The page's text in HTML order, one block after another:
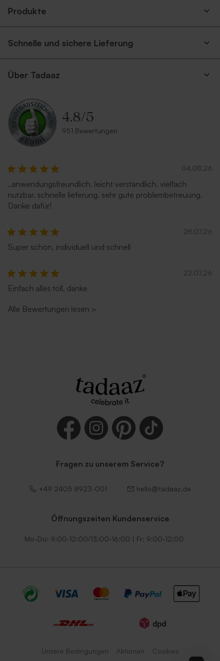
spitzer Klappe
Terrakotta Umschlag
Umschlag mit Spitzklappe
Dunkelgrüner Umschlag
selbstklebender
Verschlussklappe in Weiß
selbstklebendem Verschluss
in Ecru
Produkte
Schnelle und sichere Lieferung
Über Tadaaz
4.8/5
951 Bewertungen
04.08.26
..anwendungsfreundlich. leicht verständlich. vielfach
nutzbar. schnelle lieferung. sehr gute problembetreuung.
Danke dafür!
28.07.26
Super schön, individuell und schnell
22.07.26
Einfach alles toll, danke
Alle Bewertungen lesen >
Fragen zu unserem Service?
+49 2405 8923-001 hello@tadaaz.de
Öffnungszeiten Kundenservice
Mo-Do: 9:00-12:00/13:00-16:00 | Fr: 9:00-12:00
Unsere Bedingungen Aktionen Cookies